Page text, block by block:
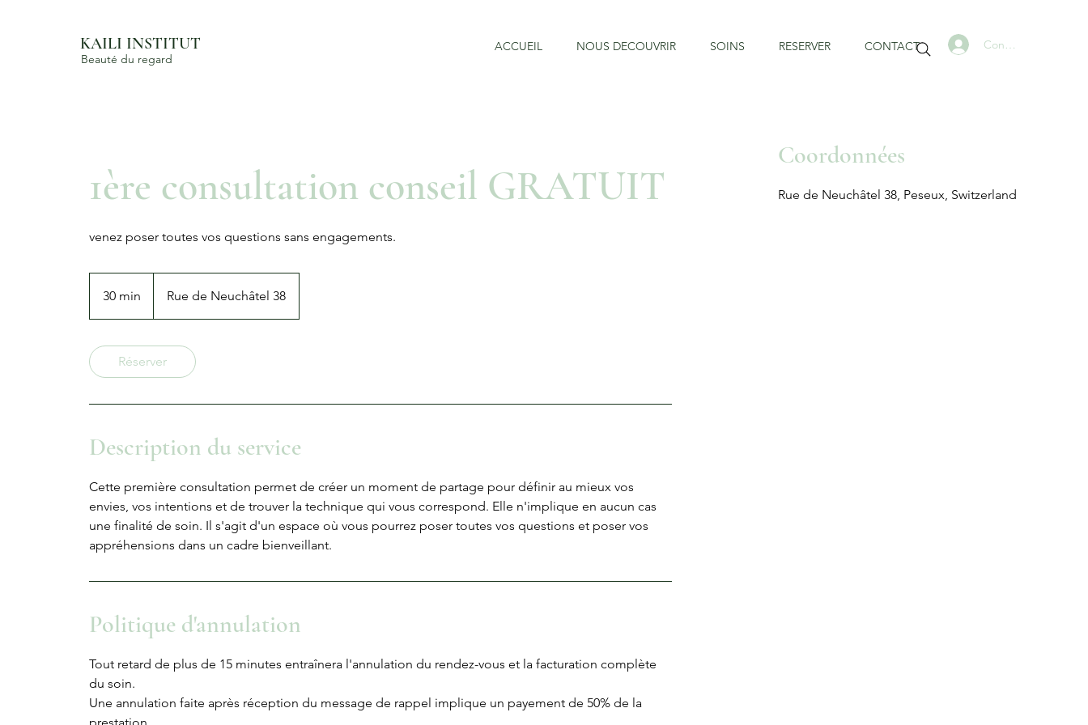
KAILI INSTITUT
Beauté du regard
ACCUEIL NOUS DECOUVRIR SOINS RESERVER CONTACT Connexion
1ère consultation conseil GRATUIT
venez poser toutes vos questions sans engagements.
30 min
0
n
Rue de Neuchâtel 38
Réserver
Description du service
Cette première consultation permet de créer un moment de partage pour définir au mieux vos
envies, vos intentions et de trouver la technique qui vous correspond. Elle n'implique en aucun cas
une finalité de soin. Il s'agit d'un espace où vous pourrez poser toutes vos questions et poser vos
appréhensions dans un cadre bienveillant.
Politique d'annulation
Tout retard de plus de 15 minutes entraînera l'annulation du rendez-vous et la facturation complète
du soin.
Une annulation faite après réception du message de rappel implique un payement de 50% de la
Coordonnées
Rue de Neuchâtel 38, Peseux, Switzerland